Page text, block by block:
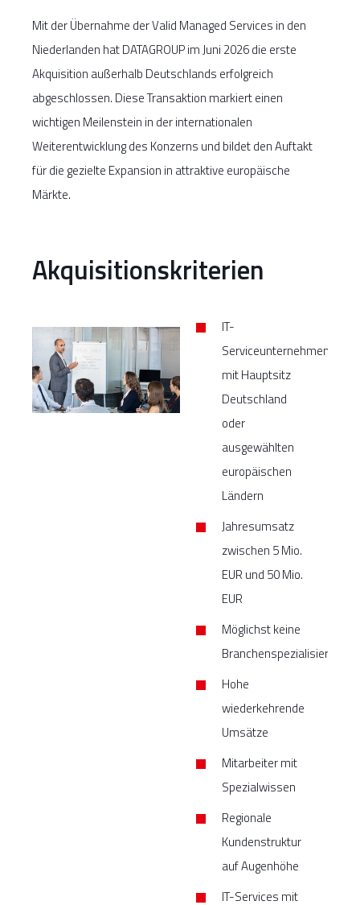
Mit der Übernahme der Valid Managed Services in den
Niederlanden hat DATAGROUP im Juni 2026 die erste
Akquisition außerhalb Deutschlands erfolgreich
abgeschlossen. Diese Transaktion markiert einen
wichtigen Meilenstein in der internationalen
Weiterentwicklung des Konzerns und bildet den Auftakt
für die gezielte Expansion in attraktive europäische
Märkte.
Akquisitionskriterien
IT-
Serviceunternehmen
mit Hauptsitz
Deutschland
oder
ausgewählten
europäischen
Ländern
Jahresumsatz
zwischen 5 Mio.
EUR und 50 Mio.
EUR
Möglichst keine
Branchenspezialisierung
Hohe
wiederkehrende
Umsätze
Mitarbeiter mit
Spezialwissen
Regionale
Kundenstruktur
auf Augenhöhe
IT-Services mit